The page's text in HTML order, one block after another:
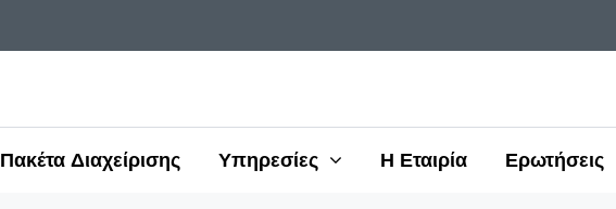
Πακέτα Διαχείρισης Υπηρεσίες Η Εταιρία Ερωτήσεις